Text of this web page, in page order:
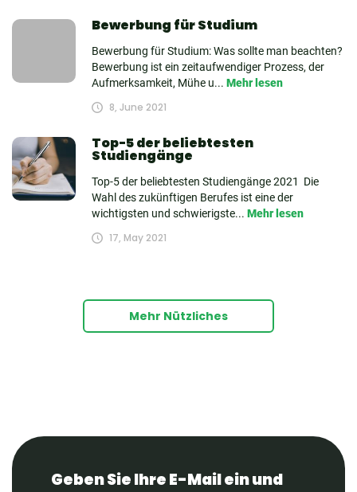
Bewerbung für Studium
Bewerbung für Studium: Was sollte man beachten?
Bewerbung ist ein zeitaufwendiger Prozess, der
Aufmerksamkeit, Mühe u... Mehr lesen
8, June 2021
Top-5 der beliebtesten
Studiengänge
Top-5 der beliebtesten Studiengänge 2021 Die
Wahl des zukünftigen Berufes ist eine der
wichtigsten und schwierigste... Mehr lesen
17, May 2021
Mehr Nützliches
Geben Sie Ihre E-Mail ein und